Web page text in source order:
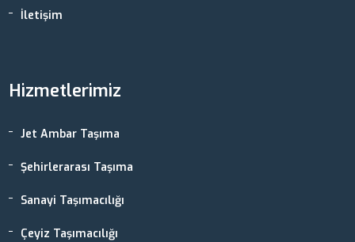
İletişim
Hizmetlerimiz
Jet Ambar Taşıma
Şehirlerarası Taşıma
Sanayi Taşımacılığı
Çeyiz Taşımacılığı